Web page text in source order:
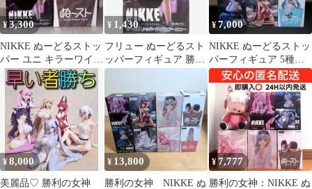
¥3,300
NIKKE ぬーどるストッ
パー ユニ キラーワイフ
セット
¥ 1,430
フリュー ぬーどるスト
ッパーフィギュア 勝利
の女神:NIKKE ユニ 再
¥7,000
NIKKE ぬーどるストッ
パーフィギュア 5種セ
ット
¥8,000
美麗品♡ 勝利の女神
¥ 13,800
勝利の女神 NIKKE ぬ
¥7,777
勝利の女神：NIKKE ぬ